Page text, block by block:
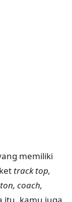
memiliki
track top,
coach,